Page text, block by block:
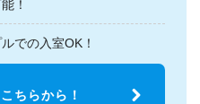
！
での入室OK！
ちらから！